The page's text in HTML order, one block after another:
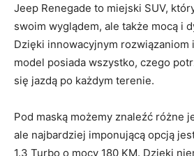
Jeep Renegade to miejski ‍SUV,
swoim wyglądem, ale także mocą i
Dzięki innowacyjnym rozwiązaniom
model posiada wszystko, czego
się⁣ jazdą po każdym terenie.
Pod maską możemy znaleźć⁢ różne
ale najbardziej imponującą opcją
1.3 Turbo o mocy 180 KM. Dzięki